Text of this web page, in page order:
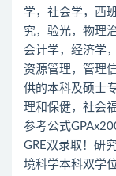
学，社会学，西
究，验光，物理
会计学，经济学
资源管理，管理
供的本科及硕士
理和保健，社会
参考公式
GRE双录取！研
境科学本科双学